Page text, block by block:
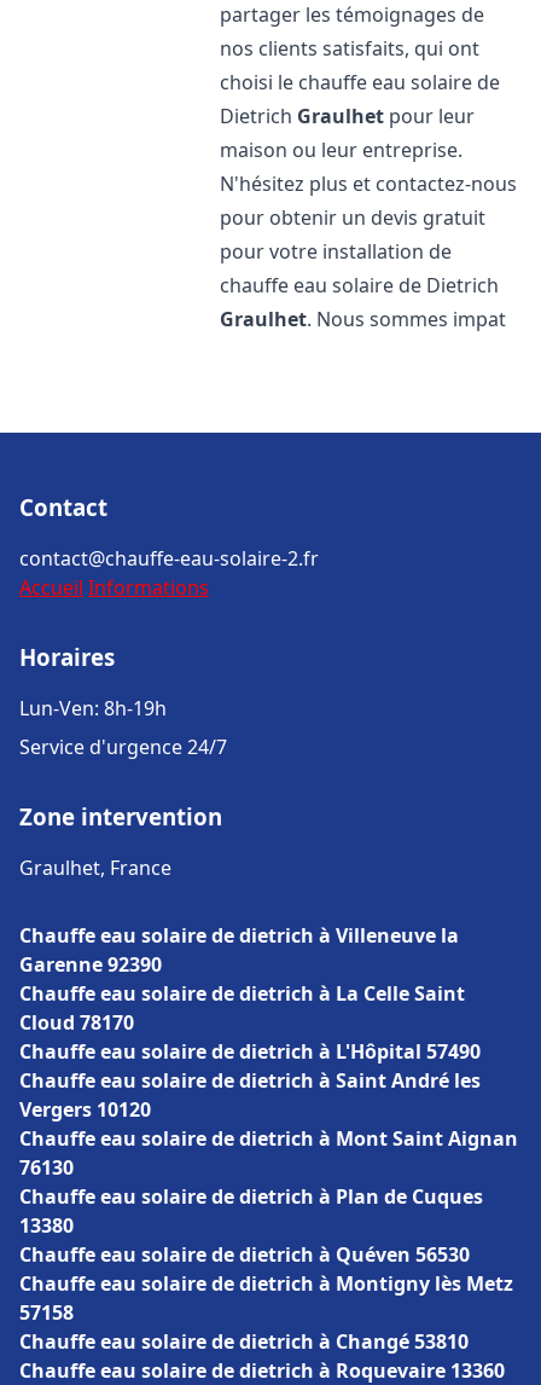
partager les témoignages de
nos clients satisfaits, qui ont
choisi le chauffe eau solaire de
Dietrich Graulhet pour leur
maison ou leur entreprise.
N'hésitez plus et contactez-nous
pour obtenir un devis gratuit
pour votre installation de
chauffe eau solaire de Dietrich
Graulhet. Nous sommes impat
Contact
contact@chauffe-eau-solaire-2.fr
Accueil Informations
Horaires
Lun-Ven: 8h-19h
Service d'urgence 24/7
Zone intervention
Graulhet, France
Chauffe eau solaire de dietrich à Villeneuve la
Garenne 92390
Chauffe eau solaire de dietrich à La Celle Saint
Cloud 78170
Chauffe eau solaire de dietrich à L'Hôpital 57490
Chauffe eau solaire de dietrich à Saint André les
Vergers 10120
Chauffe eau solaire de dietrich à Mont Saint Aignan
76130
Chauffe eau solaire de dietrich à Plan de Cuques
13380
Chauffe eau solaire de dietrich à Quéven 56530
Chauffe eau solaire de dietrich à Montigny lès Metz
57158
Chauffe eau solaire de dietrich à Changé 53810
Chauffe eau solaire de dietrich à Roquevaire 13360